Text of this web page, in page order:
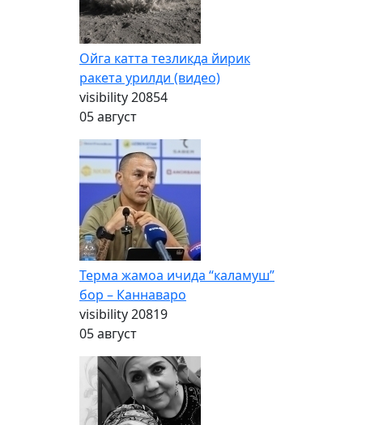
Ойга катта тезликда йирик
ракета урилди (видео)
visibility20854
05 август
Терма жамоа ичида “каламуш”
бор – Каннаваро
visibility20819
05 август